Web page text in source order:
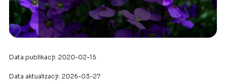
Data publikacji: 2020-02-15
Data aktualizacji: 2026-03-27